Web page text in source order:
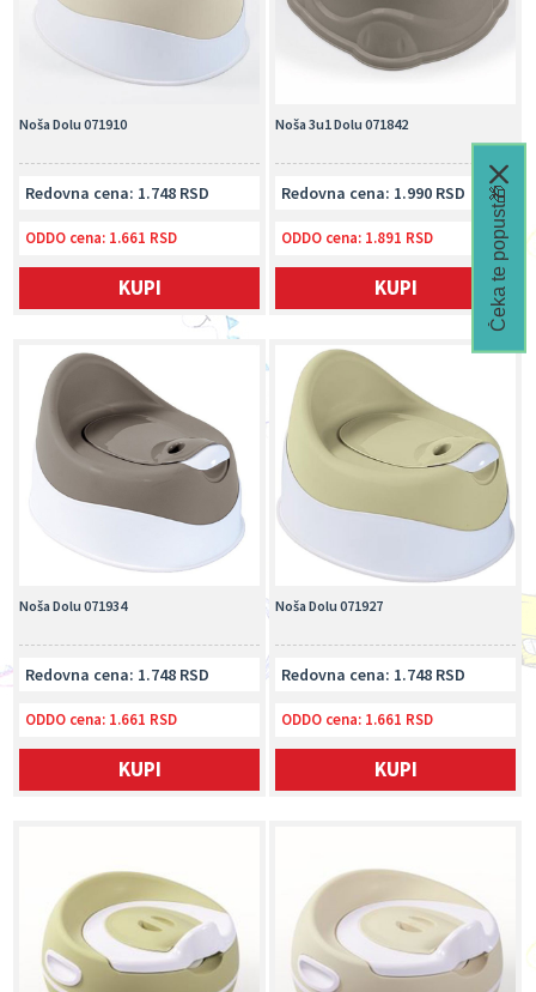
Noša 3u1 Dolu 071842
Redovna cena: 1.990 RSD
ODDO cena: 1.891 RSD
KUPI
Noša Dolu 071910
Redovna cena: 1.748 RSD
ODDO cena: 1.661 RSD
KUPI
Noša Dolu 071927
Redovna cena: 1.748 RSD
ODDO cena: 1.661 RSD
KUPI
Noša Dolu 071934
Redovna cena: 1.748 RSD
ODDO cena: 1.661 RSD
KUPI
Čeka te popust🎁